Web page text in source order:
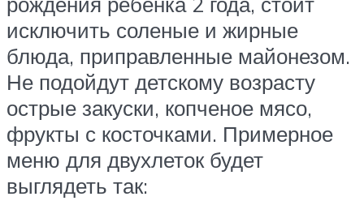
исключить соленые и жирные
блюда, приправленные майонезом.
Не подойдут детскому возрасту
острые закуски, копченое мясо,
фрукты с косточками. Примерное
меню для двухлеток будет
выглядеть так: